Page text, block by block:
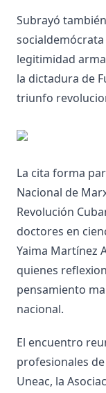
Subrayó
socialdemócrata
legitimidad
la dictadura de
triunfo
La cita forma
Nacional de
Revolución
doctores en
Yaima Martínez
quienes
pensamiento
nacional.
El encuentro
profesionales
Uneac, la